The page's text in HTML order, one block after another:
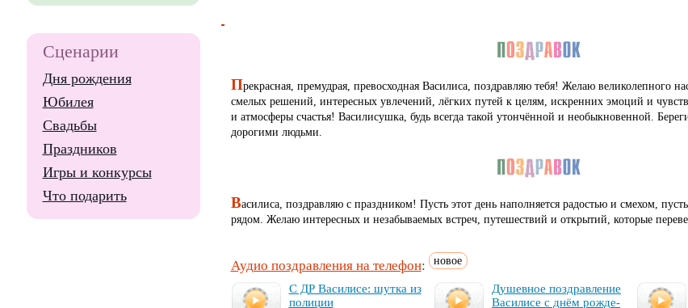
Прекрасная, премудрая, превосходная Василиса, поздравляю тебя! Желаю великолепного
смелых решений, интересных увлечений, лёгких путей к целям, искренних эмоций и
и атмосферы счастья! Василисушка, будь всегда такой утончённой и необыкновенной.
дорогими людьми.
Василиса, поздравляю с праздником! Пусть этот день наполняется радостью и смехом,
рядом. Желаю интересных и незабываемых встреч, путешествий и открытий, которые
Аудио поздравления на телефон: новое
С ДР Ва­си­ли­се: шут­ка из
по­ли­ции
Ду­шев­ное поз­драв­ле­ние
Ва­си­ли­се с днём рож­де­
Сценарии
Дня рождения
Юбилея
Свадьбы
Праздников
Игры и конкурсы
Что подарить